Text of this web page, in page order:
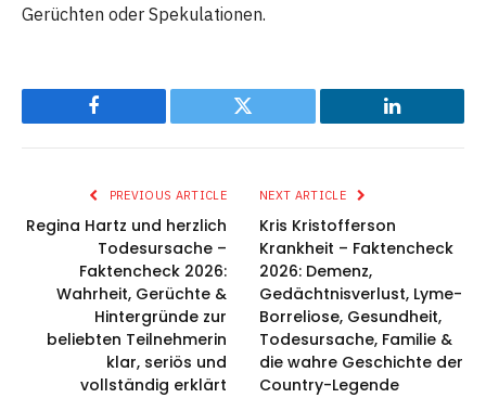
Gerüchten oder Spekulationen.
Facebook Twitter LinkedIn
PREVIOUS ARTICLE
Regina Hartz und herzlich
Todesursache –
Faktencheck 2026:
Wahrheit, Gerüchte &
Hintergründe zur
beliebten Teilnehmerin
klar, seriös und
vollständig erklärt
NEXT ARTICLE
Kris Kristofferson
Krankheit – Faktencheck
2026: Demenz,
Gedächtnisverlust, Lyme-
Borreliose, Gesundheit,
Todesursache, Familie &
die wahre Geschichte der
Country-Legende